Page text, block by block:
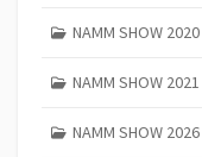
NAMM SHOW 2020
NAMM SHOW 2021
NAMM SHOW 2026